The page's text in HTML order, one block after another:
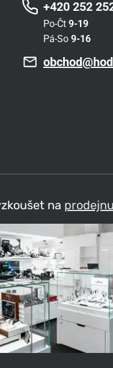
+420 252
Po-Čt 9-19
Pá-So 9-16
na